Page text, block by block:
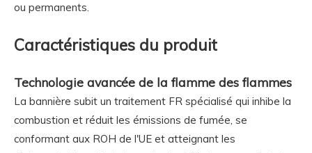
ou permanents.
Caractéristiques du produit
Technologie avancée de la flamme des flammes
La bannière subit un traitement FR spécialisé qui inhibe la
combustion et réduit les émissions de fumée, se
conformant aux ROH de l'UE et atteignant les